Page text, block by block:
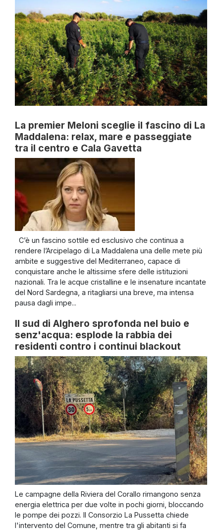
La premier Meloni sceglie il fascino di La
Maddalena: relax, mare e passeggiate
tra il centro e Cala Gavetta
C’è un fascino sottile ed esclusivo che continua a
rendere l’Arcipelago di La Maddalena una delle mete più
ambite e suggestive del Mediterraneo, capace di
conquistare anche le altissime sfere delle istituzioni
nazionali. Tra le acque cristalline e le insenature incantate
del Nord Sardegna, a ritagliarsi una breve, ma intensa
pausa dagli impe...
Il sud di Alghero sprofonda nel buio e
senz'acqua: esplode la rabbia dei
residenti contro i continui blackout
Le campagne della Riviera del Corallo rimangono senza
energia elettrica per due volte in pochi giorni, bloccando
le pompe dei pozzi. Il Consorzio La Pussetta chiede
l'intervento del Comune, mentre tra gli abitanti si fa